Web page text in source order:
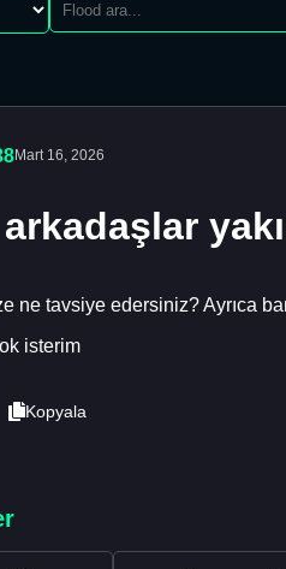
Mart 16, 2026
ne tavsiye edersiniz? Ayrıca
isterim
Kopyala